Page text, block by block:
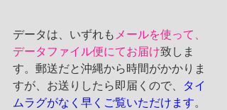
データは、いずれも メールを使って、
データファイル便にてお届け致しま
す。郵送だと沖縄から時間がかかりま
すが、お送りしたら即届くので、
タイ
ムラグがなく早くご覧いただけます。